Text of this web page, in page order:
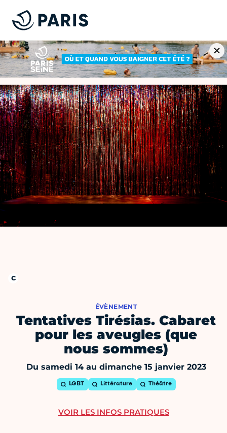
ÉVÈNEMENT
Tentatives Tirésias. Cabaret
pour les aveugles (que
nous sommes)
Du samedi 14 au dimanche 15 janvier 2023
LGBT Littérature Théâtre
VOIR LES INFOS PRATIQUES